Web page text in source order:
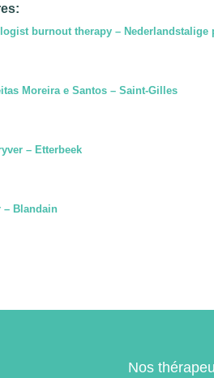
burnout therapy –
Moreira e Santos – Saint-Gilles
– Etterbeek
– Blandain
Nos